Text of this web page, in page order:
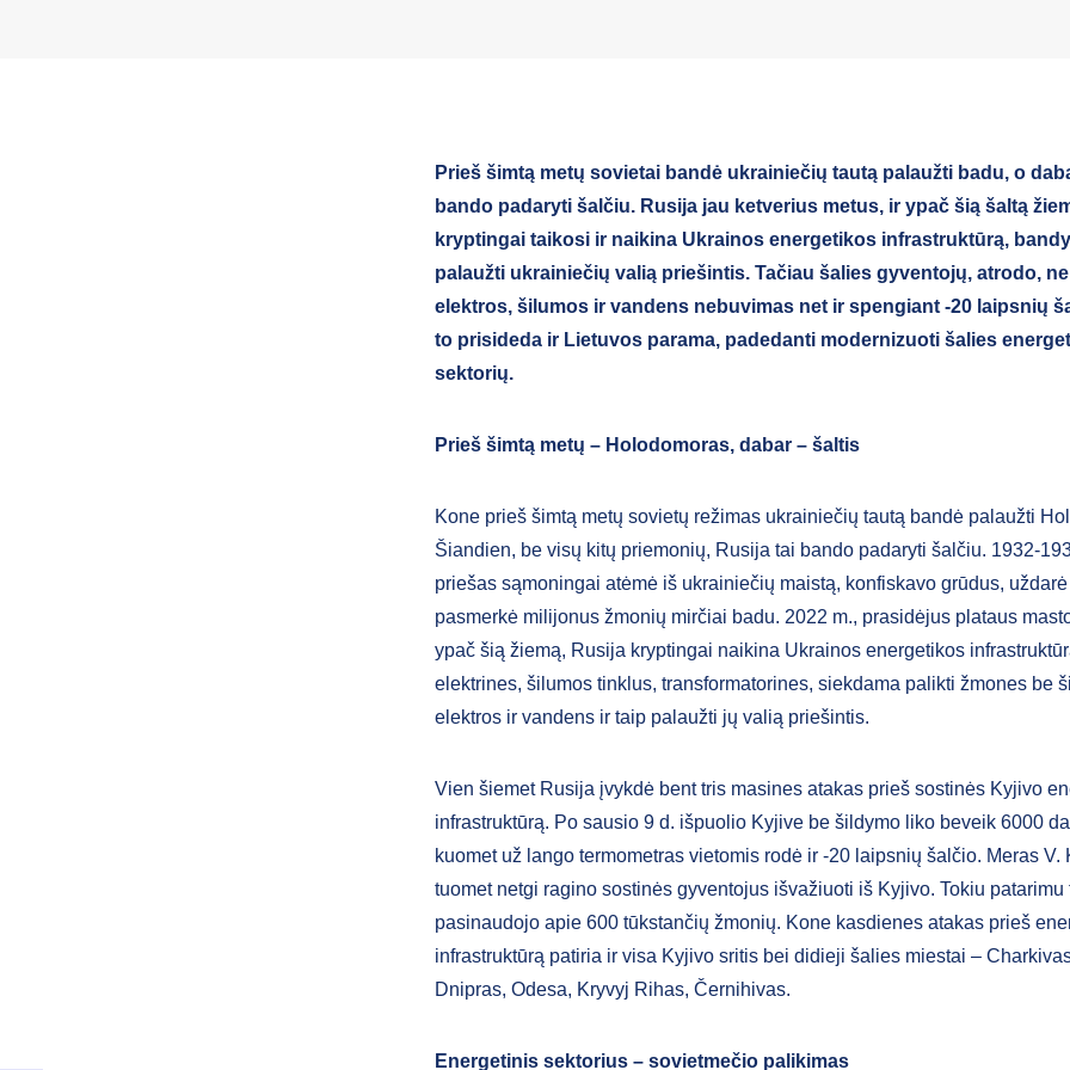
Prieš šimtą metų sovietai bandė ukrainiečių tautą palaužti badu, o
bando padaryti šalčiu. Rusija jau ketverius metus, ir ypač šią šaltą
kryptingai taikosi ir naikina Ukrainos energetikos infrastruktūrą,
palaužti ukrainiečių valią priešintis. Tačiau šalies gyventojų, atrodo,
elektros, šilumos ir vandens nebuvimas net ir spengiant -20 laipsnių
to prisideda ir Lietuvos parama, padedanti modernizuoti šalies
sektorių.
Prieš šimtą metų – Holodomoras, dabar – šaltis
Kone prieš šimtą metų sovietų režimas ukrainiečių tautą bandė palaužti
Šiandien, be visų kitų priemonių, Rusija tai bando padaryti šalčiu. 1932-
priešas sąmoningai atėmė iš ukrainiečių maistą, konfiskavo grūdus,
pasmerkė milijonus žmonių mirčiai badu. 2022 m., prasidėjus plataus
ypač šią žiemą, Rusija kryptingai naikina Ukrainos energetikos
elektrines, šilumos tinklus, transformatorines, siekdama palikti žmones be
elektros ir vandens ir taip palaužti jų valią priešintis.
Vien šiemet Rusija įvykdė bent tris masines atakas prieš sostinės Kyjivo
infrastruktūrą. Po sausio 9 d. išpuolio Kyjive be šildymo liko beveik 6000
kuomet už lango termometras vietomis rodė ir -20 laipsnių šalčio. Meras V.
tuomet netgi ragino sostinės gyventojus išvažiuoti iš Kyjivo. Tokiu patarimu
pasinaudojo apie 600 tūkstančių žmonių. Kone kasdienes atakas prieš
infrastruktūrą patiria ir visa Kyjivo sritis bei didieji šalies miestai –
Dnipras, Odesa, Kryvyj Rihas, Černihivas.
Energetinis sektorius – sovietmečio palikimas